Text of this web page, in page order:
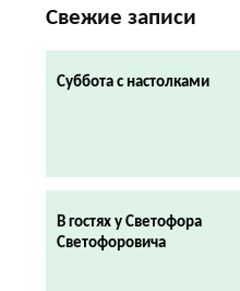
Свежие записи
Суббота с настолками
В гостях у Светофора
Светофоровича